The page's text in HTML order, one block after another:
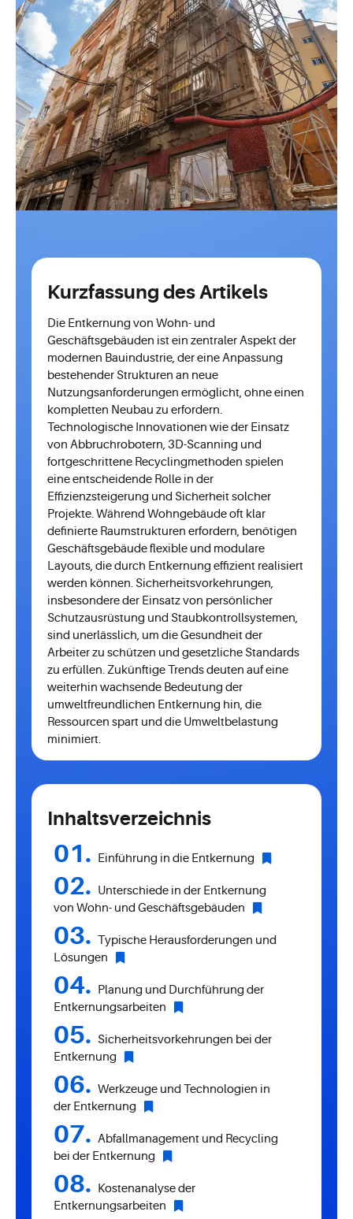
Kurzfassung des Artikels
Die Entkernung von Wohn- und
Geschäftsgebäuden ist ein zentraler Aspekt der
modernen Bauindustrie, der eine Anpassung
bestehender Strukturen an neue
Nutzungsanforderungen ermöglicht, ohne einen
kompletten Neubau zu erfordern.
Technologische Innovationen wie der Einsatz
von Abbruchrobotern, 3D-Scanning und
fortgeschrittene Recyclingmethoden spielen
eine entscheidende Rolle in der
Effizienzsteigerung und Sicherheit solcher
Projekte. Während Wohngebäude oft klar
definierte Raumstrukturen erfordern, benötigen
Geschäftsgebäude flexible und modulare
Layouts, die durch Entkernung effizient realisiert
werden können. Sicherheitsvorkehrungen,
insbesondere der Einsatz von persönlicher
Schutzausrüstung und Staubkontrollsystemen,
sind unerlässlich, um die Gesundheit der
Arbeiter zu schützen und gesetzliche Standards
zu erfüllen. Zukünftige Trends deuten auf eine
weiterhin wachsende Bedeutung der
umweltfreundlichen Entkernung hin, die
Ressourcen spart und die Umweltbelastung
minimiert.
Inhaltsverzeichnis
Einführung in die Entkernung
Unterschiede in der Entkernung
von Wohn- und Geschäftsgebäuden
Typische Herausforderungen und
Lösungen
Planung und Durchführung der
Entkernungsarbeiten
Sicherheitsvorkehrungen bei der
Entkernung
Werkzeuge und Technologien in
der Entkernung
Abfallmanagement und Recycling
bei der Entkernung
Kostenanalyse der
Entkernungsarbeiten